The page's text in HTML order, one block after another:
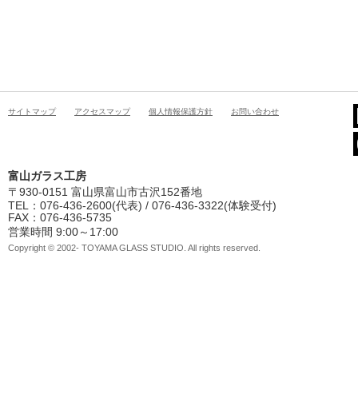
サイトマップ アクセスマップ 個人情報保護方針 お問い合わせ
富山ガラス工房
〒930-0151 富山県富山市古沢152番地
TEL：076-436-2600(代表) / 076-436-3322(体験受付)
FAX：076-436-5735
営業時間 9:00～17:00
Copyright © 2002- TOYAMA GLASS STUDIO. All rights reserved.